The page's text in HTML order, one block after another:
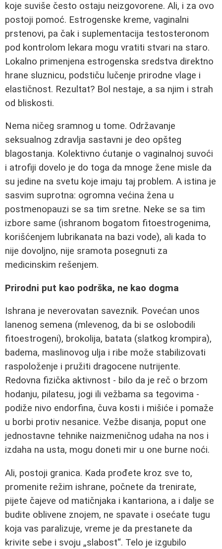
koje suviše često ostaju neizgovorene. Ali, i za ovo
postoji pomoć. Estrogenske kreme, vaginalni
prstenovi, pa čak i suplementacija testosteronom
pod kontrolom lekara mogu vratiti stvari na staro.
Lokalno primenjena estrogenska sredstva direktno
hrane sluznicu, podstiču lučenje prirodne vlage i
elastičnost. Rezultat? Bol nestaje, a sa njim i strah
od bliskosti.
Nema ničeg sramnog u tome. Održavanje
seksualnog zdravlja sastavni je deo opšteg
blagostanja. Kolektivno ćutanje o vaginalnoj suvoći
i atrofiji dovelo je do toga da mnoge žene misle da
su jedine na svetu koje imaju taj problem. A istina je
sasvim suprotna: ogromna većina žena u
postmenopauzi se sa tim sretne. Neke se sa tim
izbore same (ishranom bogatom fitoestrogenima,
korišćenjem lubrikanata na bazi vode), ali kada to
nije dovoljno, nije sramota posegnuti za
medicinskim rešenjem.
Prirodni put kao podrška, ne kao dogma
Ishrana je neverovatan saveznik. Povećan unos
lanenog semena (mlevenog, da bi se oslobodili
fitoestrogeni), brokolija, batata (slatkog krompira),
badema, maslinovog ulja i ribe može stabilizovati
raspoloženje i pružiti dragocene nutrijente.
Redovna fizička aktivnost - bilo da je reč o brzom
hodanju, pilatesu, jogi ili vežbama sa tegovima -
podiže nivo endorfina, čuva kosti i mišiće i pomaže
u borbi protiv nesanice. Vežbe disanja, poput one
jednostavne tehnike naizmeničnog udaha na nos i
izdaha na usta, mogu doneti mir u one burne noći.
Ali, postoji granica. Kada prođete kroz sve to,
promenite režim ishrane, počnete da trenirate,
pijete čajeve od matičnjaka i kantariona, a i dalje se
budite oblivene znojem, ne spavate i osećate tugu
koja vas paralizuje, vreme je da prestanete da
krivite sebe i svoju „slabost“. Telo je izgubilo